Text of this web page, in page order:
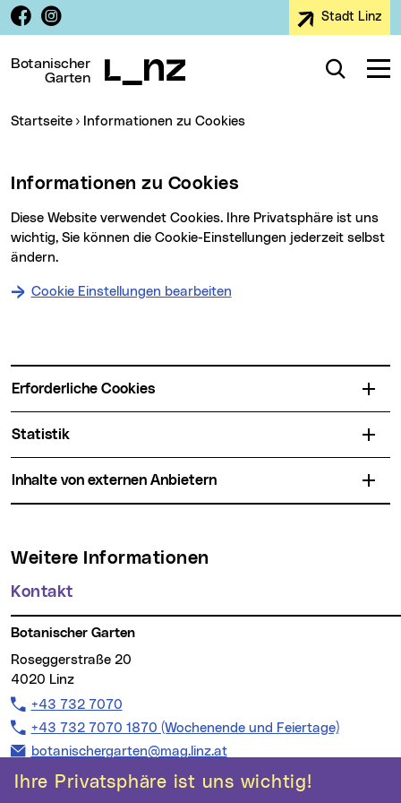
Zur Navigation
Zum Inhalt
Zur Suche
Ihre Privatsphäre ist uns wichtig!
Facebook
Instagram Stadt Linz
Botanischer
Garten
Suche
Sie sind hier:
Startseite Informationen zu Cookies
Informationen zu Cookies
Diese Website verwendet Cookies. Ihre Privatsphäre ist uns
wichtig, Sie können die Cookie-Einstellungen jederzeit selbst
ändern.
Cookie Einstellungen bearbeiten
Erforderliche Cookies
Statistik
Inhalte von externen Anbietern
Weitere Informationen
Kontakt
Botanischer Garten
Roseggerstraße 20
4020 Linz
Telefon:
+43 732 7070
Telefon:
+43 732 7070 1870 (Wochenende und Feiertage)
E-Mail Adresse:
botanischergarten@mag.linz.at